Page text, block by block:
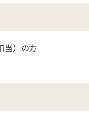
当）の方